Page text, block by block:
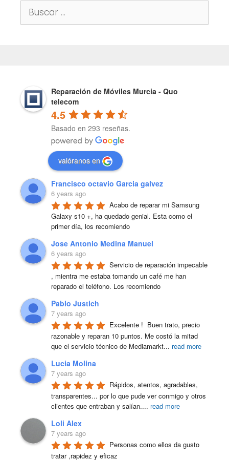
Buscar:
Reparación de Móviles Murcia - Quo
telecom
4.5
Basado en 293 reseñas.
valóranos en
Francisco octavio Garcia galvez
6 years ago
Acabo de reparar mi Samsung
Galaxy s10 +, ha quedado genial. Esta como el
primer día, los recomiendo
Jose Antonio Medina Manuel
6 years ago
Servicio de reparación impecable
, mientra me estaba tomando un café me han
reparado el teléfono. Los recomiendo
Pablo Justich
7 years ago
Excelente !  Buen trato, precio
razonable y reparan 10 puntos. Me costó la mitad
que el servicio técnico de Mediamarkt... read more
Lucia Molina
7 years ago
Rápidos, atentos, agradables,
transparentes... por lo que pude ver conmigo y otros
clientes que entraban y salían.... read more
Loli Alex
7 years ago
Personas como ellos da gusto
tratar ,rapidez y eficaz